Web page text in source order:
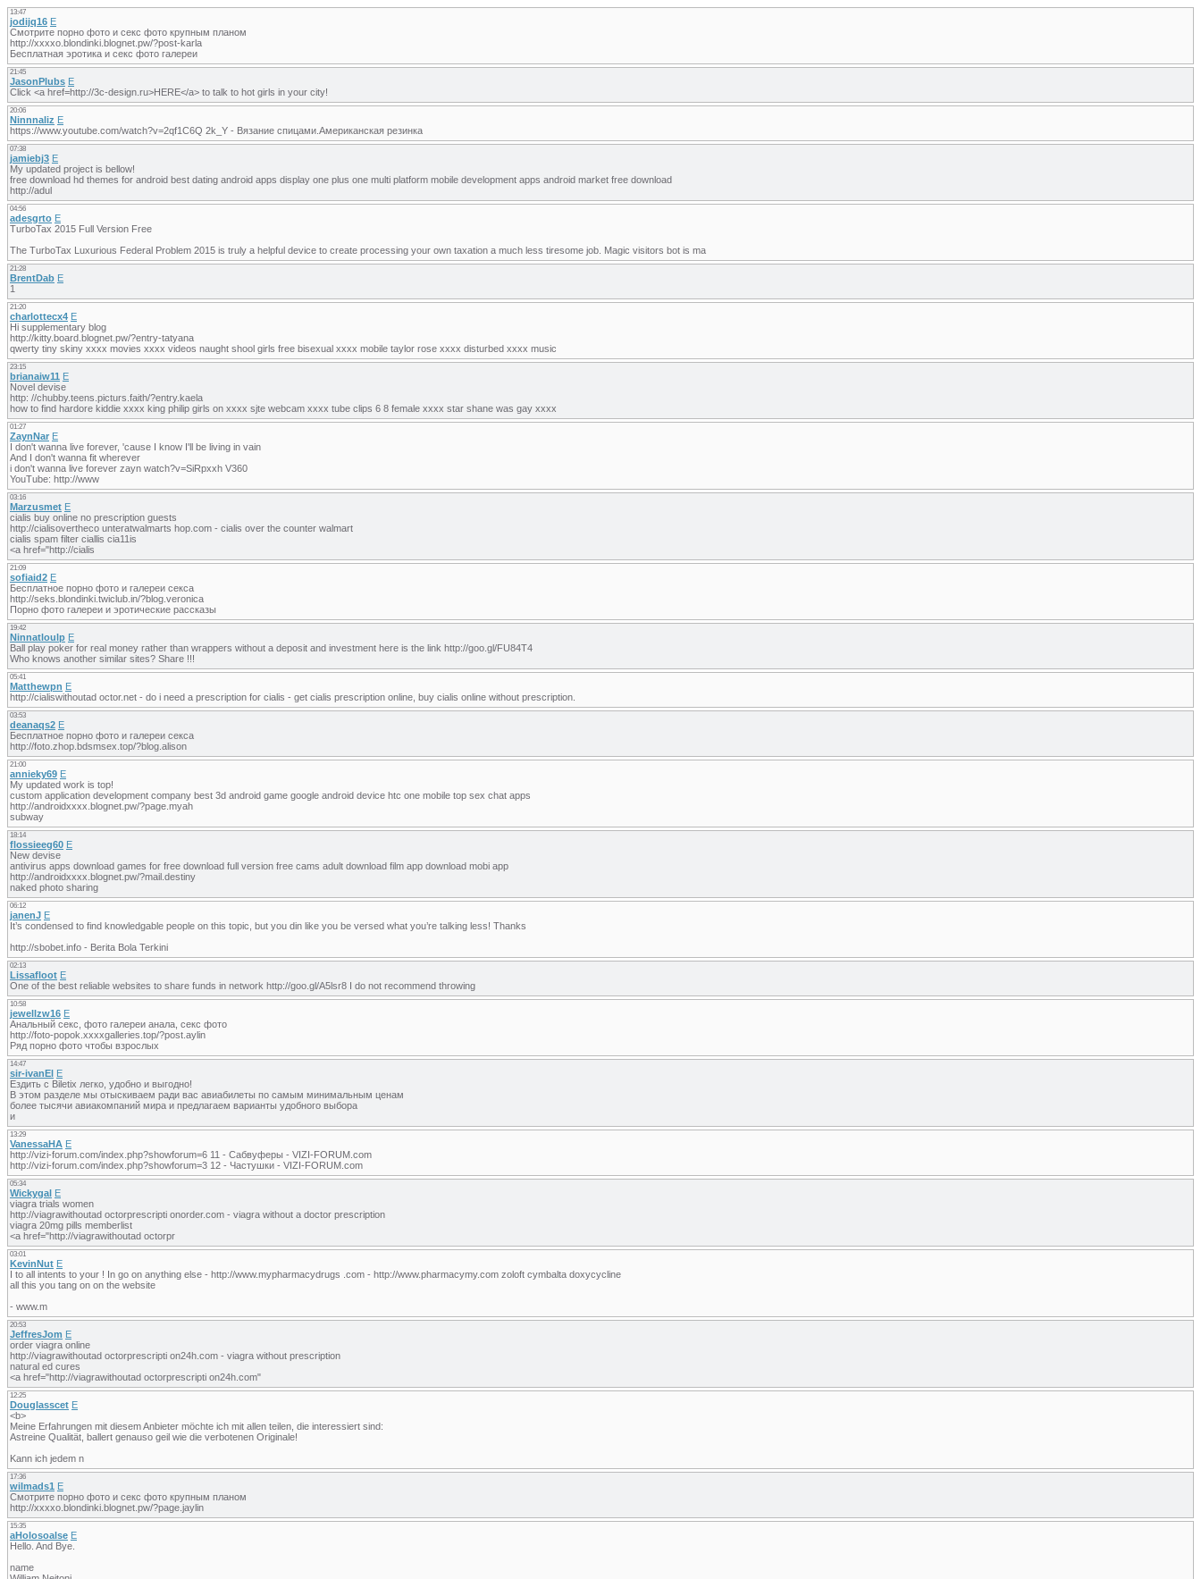
13:47
jodijq16 E
Смотрите порно фото и секс фото крупным планом
http://xxxxo.blondinki.blognet.pw/?post-karla
Бесплатная эротика и секс фото галереи
21:45
JasonPlubs E
Click <a href=http://3c-design.ru>HERE</a> to talk to hot girls in your city!
20:06
Ninnnaliz E
https://www.youtube.com/watch?v=2qf1C6Q 2k_Y - Вязание спицами.Американская резинка
07:38
jamiebj3 E
My updated project is bellow!
free download hd themes for android best dating android apps display one plus one multi platform mobile development apps android market free download
http://adul
04:56
adesgrto E
TurboTax 2015 Full Version Free
The TurboTax Luxurious Federal Problem 2015 is truly a helpful device to create processing your own taxation a much less tiresome job. Magic visitors bot is ma
21:28
BrentDab E
1
21:20
charlottecx4 E
Hi supplementary blog
http://kitty.board.blognet.pw/?entry-tatyana
qwerty tiny skiny xxxx movies xxxx videos naught shool girls free bisexual xxxx mobile taylor rose xxxx disturbed xxxx music
23:15
brianaiw11 E
Novel devise
http: //chubby.teens.picturs.faith/?entry.kaela
how to find hardore kiddie xxxx king philip girls on xxxx sjte webcam xxxx tube clips 6 8 female xxxx star shane was gay xxxx
01:27
ZaynNar E
I don't wanna live forever, 'cause I know I'll be living in vain
And I don't wanna fit wherever
i don't wanna live forever zayn watch?v=SiRpxxh V360
YouTube: http://www
03:16
Marzusmet E
cialis buy online no prescription guests
http://cialisovertheco unteratwalmarts hop.com - cialis over the counter walmart
cialis spam filter ciallis cia11is
<a href="http://cialis
21:09
sofiaid2 E
Бесплатное порно фото и галереи секса
http://seks.blondinki.twiclub.in/?blog.veronica
Порно фото галереи и эротические рассказы
19:42
Ninnatloulp E
Ball play poker for real money rather than wrappers without a deposit and investment here is the link http://goo.gl/FU84T4
Who knows another similar sites? Share !!!
05:41
Matthewpn E
http://cialiswithoutad octor.net - do i need a prescription for cialis - get cialis prescription online, buy cialis online without prescription.
03:53
deanaqs2 E
Бесплатное порно фото и галереи секса
http://foto.zhop.bdsmsex.top/?blog.alison
21:00
annieky69 E
My updated work is top!
custom application development company best 3d android game google android device htc one mobile top sex chat apps
http://androidxxxx.blognet.pw/?page.myah
subway
18:14
flossieeg60 E
New devise
antivirus apps download games for free download full version free cams adult download film app download mobi app
http://androidxxxx.blognet.pw/?mail.destiny
naked photo sharing
06:12
janenJ E
It’s condensed to find knowledgable people on this topic, but you din like you be versed what you’re talking less! Thanks
http://sbobet.info - Berita Bola Terkini
02:13
Lissafloot E
One of the best reliable websites to share funds in network http://goo.gl/A5lsr8 I do not recommend throwing
10:58
jewellzw16 E
Анальный секс, фото галереи анала, секс фото
http://foto-popok.xxxxgalleries.top/?post.aylin
Ряд порно фото чтобы взрослых
14:47
sir-ivanEl E
Ездить с Biletix легко, удобно и выгодно!
В этом разделе мы отыскиваем ради вас авиабилеты по самым минимальным ценам
более тысячи авиакомпаний мира и предлагаем варианты удобного выбора
и
13:29
VanessaHA E
http://vizi-forum.com/index.php?showforum=6 11 - Сабвуферы - VIZI-FORUM.com
http://vizi-forum.com/index.php?showforum=3 12 - Частушки - VIZI-FORUM.com
05:34
Wickygal E
viagra trials women
http://viagrawithoutad octorprescripti onorder.com - viagra without a doctor prescription
viagra 20mg pills memberlist
<a href="http://viagrawithoutad octorpr
03:01
KevinNut E
I to all intents to your ! In go on anything else - http://www.mypharmacydrugs .com - http://www.pharmacymy.com zoloft cymbalta doxycycline
all this you tang on on the website
- www.m
20:53
JeffresJom E
order viagra online
http://viagrawithoutad octorprescripti on24h.com - viagra without prescription
natural ed cures
<a href="http://viagrawithoutad octorprescripti on24h.com"
12:25
Douglasscet E
<b>
Meine Erfahrungen mit diesem Anbieter möchte ich mit allen teilen, die interessiert sind:
Astreine Qualität, ballert genauso geil wie die verbotenen Originale!
Kann ich jedem n
17:36
wilmads1 E
Смотрите порно фото и секс фото крупным планом
http://xxxxo.blondinki.blognet.pw/?page.jaylin
15:35
aHolosoalse E
Hello. And Bye.
name